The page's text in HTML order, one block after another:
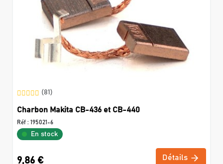
(81)
Charbon Makita CB-436 et CB-440
Réf : 195021-6
En stock
9,86 € Détails